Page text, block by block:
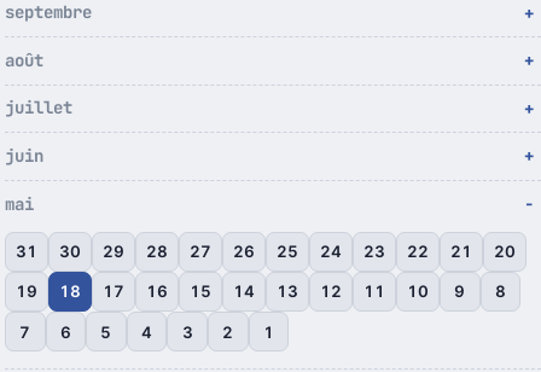
septembre
août
juillet
juin
mai
31 30 29 28 27 26 25 24 23 22 21 20
19 18 17 16 15 14 13 12 11 10 9 8
7 6 5 4 3 2 1